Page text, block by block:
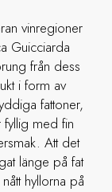
vinregioner
Guicciarda
från dess
i form av
fattoner,
fyllig med fin
Att det
länge på fat
hyllorna på